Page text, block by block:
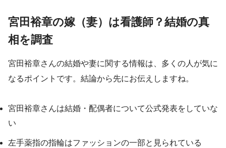
宮田裕章の嫁（妻）は看護師？結婚の真
相を調査
宮田裕章さんの結婚や妻に関する情報は、多くの人が気に
なるポイントです。結論から先にお伝えしますね。
宮田裕章さんは結婚・配偶者について公式発表をしていな
い
左手薬指の指輪はファッションの一部と見られている